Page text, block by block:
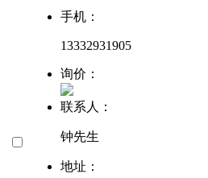
手机：
13332931905
询价：
联系人：
钟先生
地址：